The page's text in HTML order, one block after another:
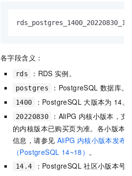
各字段含义：
rds ：RDS 实例。
postgres ：PostgreSQL 数据库。
1400 ：PostgreSQL 大版本为 14。
20220830 ：AliPG 内核小版本，支
的内核版本已购买页为准。各小版本
信息，请参见 AliPG 内核小版本发布
（PostgreSQL 14~18） 。
14.4 ：PostgreSQL 社区小版本号